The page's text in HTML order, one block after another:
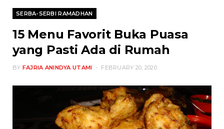
SERBA-SERBI RAMADHAN
15 Menu Favorit Buka Puasa
yang Pasti Ada di Rumah
BY FAJRIA ANINDYA UTAMI FEBRUARY 20, 2020